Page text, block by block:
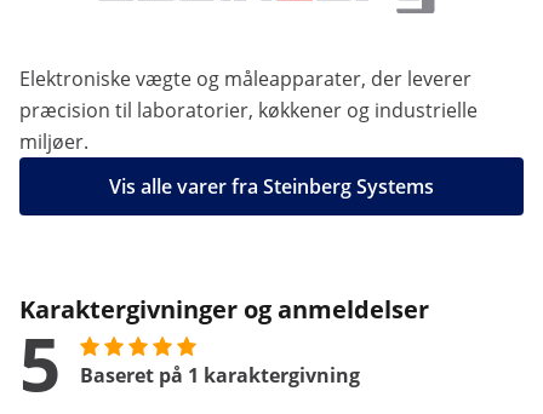
Elektroniske vægte og måleapparater, der leverer
præcision til laboratorier, køkkener og industrielle
miljøer.
Vis alle varer fra Steinberg Systems
Karaktergivninger og anmeldelser
5 Baseret på 1 karaktergivning